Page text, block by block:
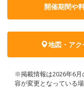
開催期間や
地図・ア
※掲載情報は2026年6月
容が変更となっている